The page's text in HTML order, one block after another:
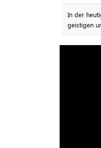
In der
geistigen